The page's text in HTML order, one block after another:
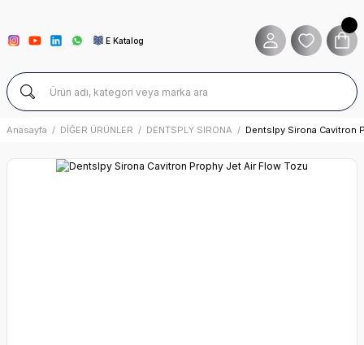
E Katalog
Anasayfa DİĞER ÜRÜNLER DENTSPLY SIRONA Dentslpy Sirona Cavitron